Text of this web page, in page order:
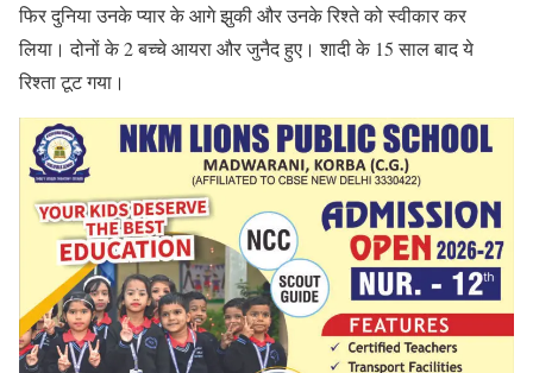
फिर दुनिया उनके प्यार के आगे झुकी और उनके रिश्ते को स्वीकार कर
लिया। दोनों के 2 बच्चे आयरा और जुनैद हुए। शादी के 15 साल बाद ये
रिश्ता टूट गया।